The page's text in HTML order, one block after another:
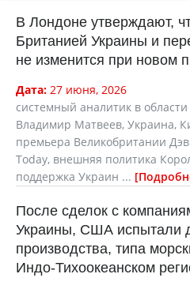
В Лондоне утверждают,
Британией Украины и
не изменится при новом
Дата: 27 июня, 2026
cистемный аналитик в
Владимир Матвеев, Украина,
премьера Великобритании
Today, внешняя политика
поддержка Украин ...
После сделок с
Украины, США испытали
производства, типа
Индо-Тихоокеанском